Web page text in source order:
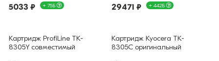
5033 ₽ + 75Б
Картридж ProfiLine TK-
8305Y совместимый
29471 ₽ + 442Б
Картридж Kyocera TK-
8305C оригинальный